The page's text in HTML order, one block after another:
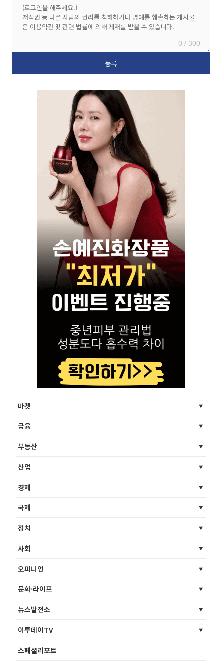
0 / 300
마켓
금융
부동산
산업
경제
국제
정치
사회
오피니언
문화·라이프
뉴스발전소
이투데이TV
스페셜리포트